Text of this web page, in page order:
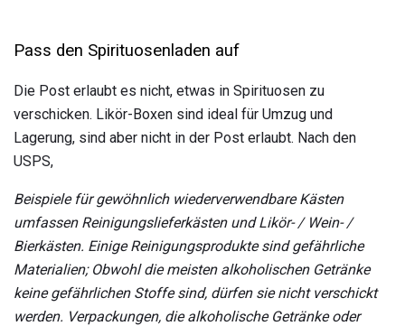
Pass den Spirituosenladen auf
Die Post erlaubt es nicht, etwas in Spirituosen zu
verschicken. Likör-Boxen sind ideal für Umzug und
Lagerung, sind aber nicht in der Post erlaubt. Nach den
USPS,
Beispiele für gewöhnlich wiederverwendbare Kästen
umfassen Reinigungslieferkästen und Likör- / Wein- /
Bierkästen. Einige Reinigungsprodukte sind gefährliche
Materialien; Obwohl die meisten alkoholischen Getränke
keine gefährlichen Stoffe sind, dürfen sie nicht verschickt
werden. Verpackungen, die alkoholische Getränke oder